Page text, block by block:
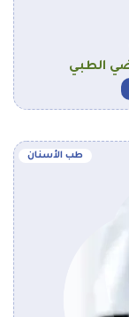
الطبي
طب الأسنان